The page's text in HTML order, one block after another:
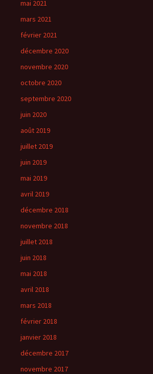
mai 2021
mars 2021
février 2021
décembre 2020
novembre 2020
octobre 2020
septembre 2020
juin 2020
août 2019
juillet 2019
juin 2019
mai 2019
avril 2019
décembre 2018
novembre 2018
juillet 2018
juin 2018
mai 2018
avril 2018
mars 2018
février 2018
janvier 2018
décembre 2017
novembre 2017